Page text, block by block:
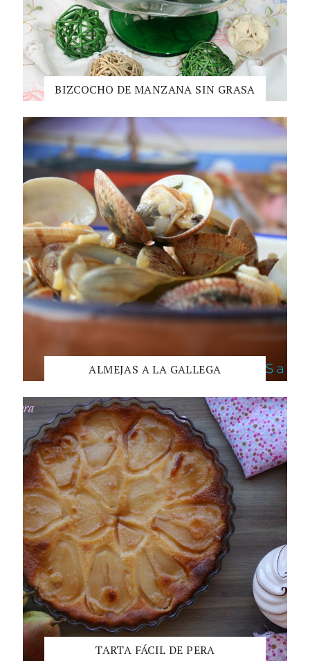
BIZCOCHO DE MANZANA SIN GRASA
ALMEJAS A LA GALLEGA
TARTA FÁCIL DE PERA